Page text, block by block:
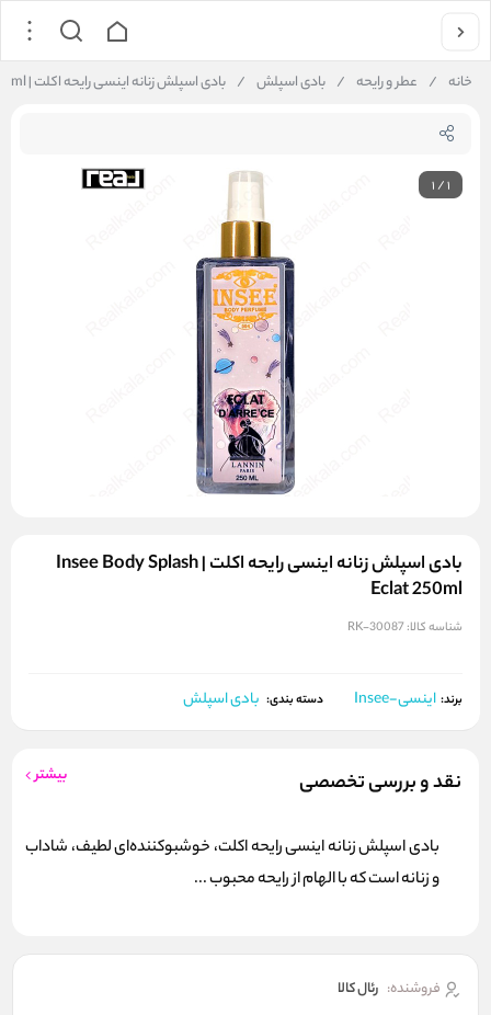
خانه / عطر و رایحه / بادی اسپلش / بادی اسپلش زنانه اینسی رایحه اکلت | Insee Body Splash Eclat 250ml
1/1
بادی اسپلش زنانه اینسی رایحه اکلت | Insee Body Splash
Eclat 250ml
شناسه کالا: RK-30087
برند: اینسی-Insee دسته بندی: بادی اسپلش
نقد و بررسی تخصصی بیشتر
بادی اسپلش زنانه اینسی رایحه اکلت، خوشبوکننده‌ای لطیف، شاداب
و زنانه است که با الهام از رایحه محبوب ...
فروشنده: رئال كالا